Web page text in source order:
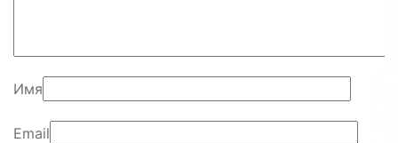
Имя
Email